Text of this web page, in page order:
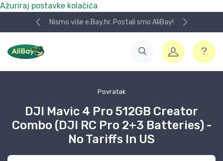
Ažuriraj postavke kolačića
Nismo više e.Bay.hr. Postali smo AliBay!
Povratak
DJI Mavic 4 Pro 512GB Creator
Combo (DJI RC Pro 2+3 Batteries) -
No Tariffs In US